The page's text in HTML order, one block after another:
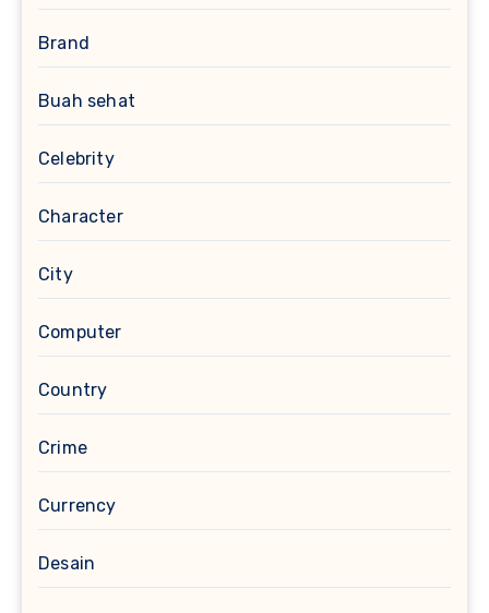
Brand
Buah sehat
Celebrity
Character
City
Computer
Country
Crime
Currency
Desain